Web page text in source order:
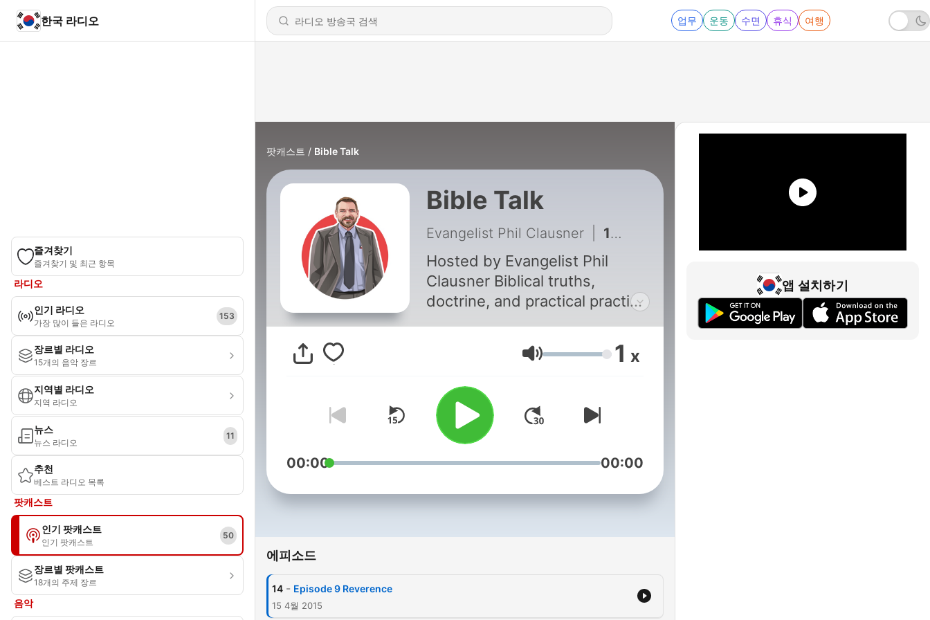
한국 라디오 업무 운동 수면 휴식 여행
즐겨찾기
즐겨찾기 및 최근 항목
라디오
인기 라디오
가장 많이 들은 라디오
153
장르별 라디오
15개의 음악 장르
지역별 라디오
지역 라디오
뉴스
뉴스 라디오
11
추천
베스트 라디오 목록
팟캐스트
인기 팟캐스트
인기 팟캐스트
50
장르별 팟캐스트
18개의 주제 장르
음악
팟캐스트 Bible Talk
Bible Talk
Evangelist Phil Clausner 14 - Episode 9 Reverence
Hosted by Evangelist Phil
Clausner Biblical truths,
doctrine, and practical practice
음량 1 x
00:00 00:00
에피소드
14 - Episode 9 Reverence
15 4월 2015
앱 설치하기